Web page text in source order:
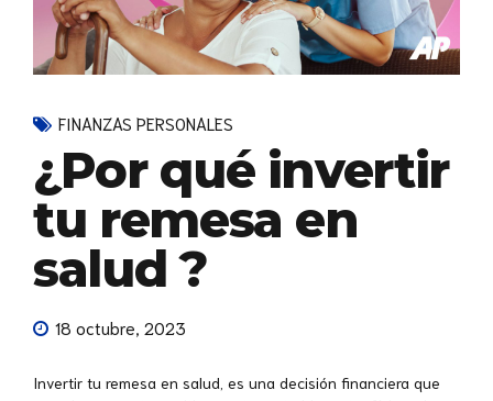
FINANZAS PERSONALES
¿Por qué invertir
tu remesa en
salud ?
18 octubre, 2023
Invertir tu remesa en salud, es una decisión financiera que